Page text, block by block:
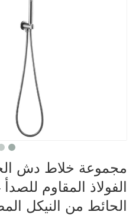
مجموعة خلاط دش
الحائط من النيكل